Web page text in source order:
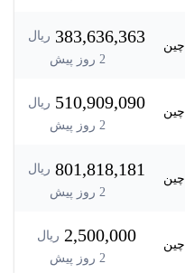
چین 383,636,363 ریال
2 روز پیش
چین 510,909,090 ریال
2 روز پیش
چین 801,818,181 ریال
2 روز پیش
چین 2,500,000 ریال
2 روز پیش